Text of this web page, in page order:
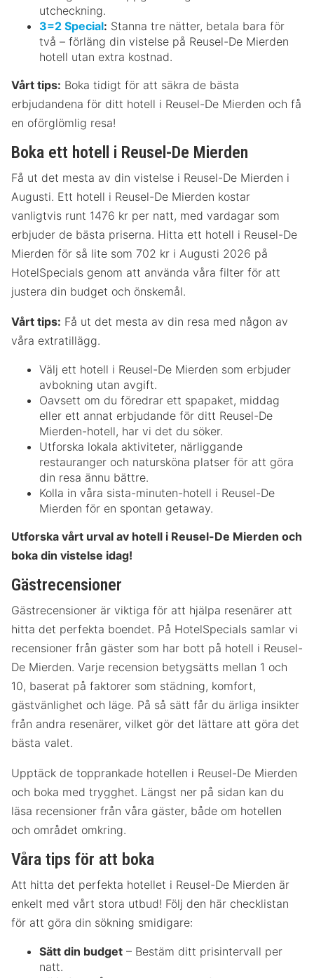
utcheckning.
3=2 Special: Stanna tre nätter, betala bara för
två – förläng din vistelse på Reusel-De Mierden
hotell utan extra kostnad.
Vårt tips: Boka tidigt för att säkra de bästa
erbjudandena för ditt hotell i Reusel-De Mierden och få
en oförglömlig resa!
Boka ett hotell i Reusel-De Mierden
Få ut det mesta av din vistelse i Reusel-De Mierden i
Augusti. Ett hotell i Reusel-De Mierden kostar
vanligtvis runt 1476 kr per natt, med vardagar som
erbjuder de bästa priserna. Hitta ett hotell i Reusel-De
Mierden för så lite som 702 kr i Augusti 2026 på
HotelSpecials genom att använda våra filter för att
justera din budget och önskemål.
Vårt tips: Få ut det mesta av din resa med någon av
våra extratillägg.
Välj ett hotell i Reusel-De Mierden som erbjuder
avbokning utan avgift.
Oavsett om du föredrar ett spapaket, middag
eller ett annat erbjudande för ditt Reusel-De
Mierden-hotell, har vi det du söker.
Utforska lokala aktiviteter, närliggande
restauranger och natursköna platser för att göra
din resa ännu bättre.
Kolla in våra sista-minuten-hotell i Reusel-De
Mierden för en spontan getaway.
Utforska vårt urval av hotell i Reusel-De Mierden och
boka din vistelse idag!
Gästrecensioner
Gästrecensioner är viktiga för att hjälpa resenärer att
hitta det perfekta boendet. På HotelSpecials samlar vi
recensioner från gäster som har bott på hotell i Reusel-
De Mierden. Varje recension betygsätts mellan 1 och
10, baserat på faktorer som städning, komfort,
gästvänlighet och läge. På så sätt får du ärliga insikter
från andra resenärer, vilket gör det lättare att göra det
bästa valet.
Upptäck de topprankade hotellen i Reusel-De Mierden
och boka med trygghet. Längst ner på sidan kan du
läsa recensioner från våra gäster, både om hotellen
och området omkring.
Våra tips för att boka
Att hitta det perfekta hotellet i Reusel-De Mierden är
enkelt med vårt stora utbud! Följ den här checklistan
för att göra din sökning smidigare:
Sätt din budget – Bestäm ditt prisintervall per
natt.